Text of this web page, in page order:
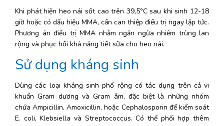
Khi phát hiện heo nái sốt cao trên 39,5°C sau khi sinh 12-18
giờ hoặc có dấu hiệu MMA, cần can thiệp điều trị ngay lập tức.
Phương án điều trị MMA nhằm ngăn ngừa nhiễm trùng lan
rộng và phục hồi khả năng tiết sữa cho heo nái.
Sử dụng kháng sinh
Dùng các loại kháng sinh phổ rộng có tác dụng trên cả vi
khuẩn Gram dương và Gram âm, đặc biệt là những nhóm
chứa Ampicillin, Amoxicillin, hoặc Cephalosporin để kiểm soát
E. coli, Klebsiella và Streptococcus. Có thể phối hợp thêm